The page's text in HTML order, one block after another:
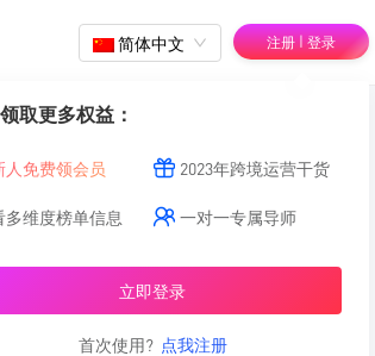
简体中文 注册 | 登录
取更多权益：
人免费领会员 2023年跨境运营干货
多维度榜单信息 一对一专属导师
立即登录
首次使用? 点我注册